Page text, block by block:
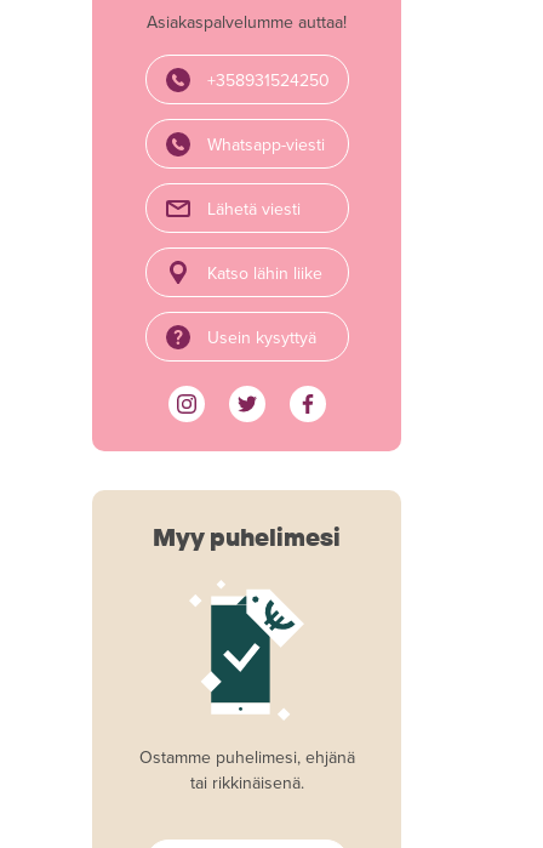
Asiakaspalvelumme auttaa!
+358931524250
Whatsapp-viesti
Lähetä viesti
Katso lähin liike
Usein kysyttyä
Myy puhelimesi
Ostamme puhelimesi, ehjänä
tai rikkinäisenä.